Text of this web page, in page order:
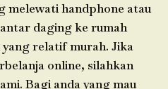
melewati handphone atau
daging ke rumah
relatif murah. Jika
online, silahkan
Bagi anda yang mau